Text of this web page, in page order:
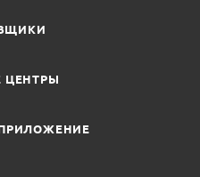
ЦЕНТРЫ